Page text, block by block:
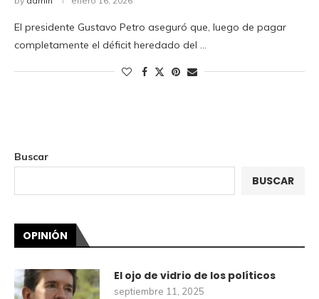
El presidente Gustavo Petro aseguró que, luego de pagar
completamente el déficit heredado del …
Buscar
BUSCAR
OPINIÓN
El ojo de vidrio de los políticos
septiembre 11, 2025